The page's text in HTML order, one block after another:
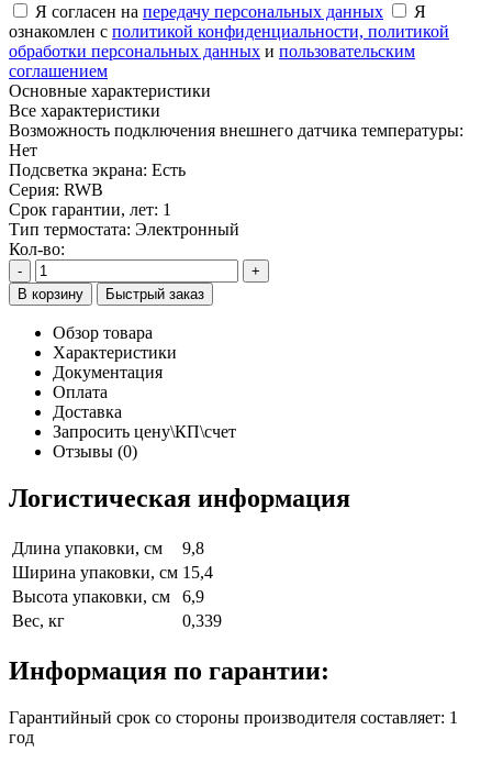
Я согласен на передачу персональных данных
Я
ознакомлен с политикой конфиденциальности, политикой
обработки персональных данных и пользовательским
соглашением
Основные характеристики
Все характеристики
Возможность подключения внешнего датчика температуры:
Нет
Подсветка экрана: Есть
Серия: RWB
Срок гарантии, лет: 1
Тип термостата: Электронный
Кол-во:
-
+
В корзину
Быстрый заказ
Обзор товара
Характеристики
Документация
Оплата
Доставка
Запросить цену\КП\счет
Отзывы (0)
Логистическая информация
Длина упаковки, см
9,8
Ширина упаковки, см 15,4
Высота упаковки, см
6,9
Вес, кг
0,339
Информация по гарантии:
Гарантийный срок со стороны производителя составляет: 1
год